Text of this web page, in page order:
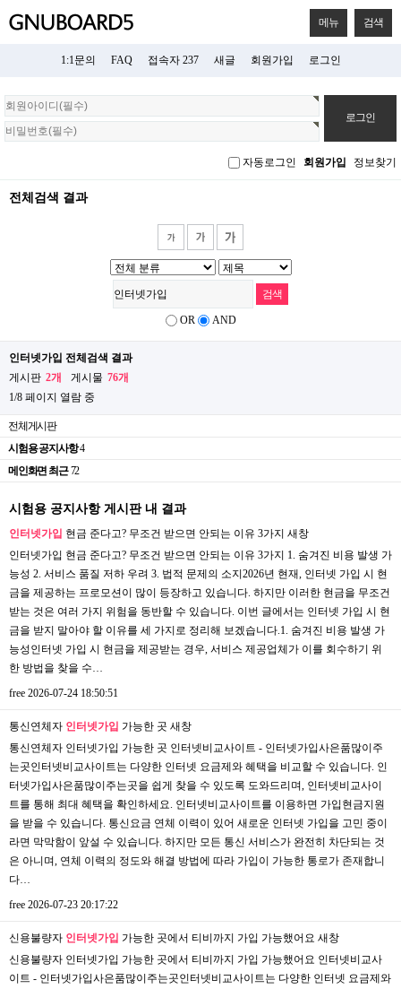
메뉴 검색
1:1문의 FAQ 접속자 237 새글 회원가입 로그인
회
원
로
자동로그인 회원가입 정보찾기
전체검색 결과
OR AND
인터넷가입 전체검색 결과
게시판 2개 게시물 76개
1/8 페이지 열람 중
전체게시판
시험용 공지사항 4
메인화면 최근 72
시험용 공지사항 게시판 내 결과
인터넷가입 현금 준다고? 무조건 받으면 안되는 이유 3가지 새창
인터넷가입 현금 준다고? 무조건 받으면 안되는 이유 3가지 1. 숨겨진 비용 발생 가
능성 2. 서비스 품질 저하 우려 3. 법적 문제의 소지2026년 현재, 인터넷 가입 시 현
금을 제공하는 프로모션이 많이 등장하고 있습니다. 하지만 이러한 현금을 무조건
받는 것은 여러 가지 위험을 동반할 수 있습니다. 이번 글에서는 인터넷 가입 시 현
금을 받지 말아야 할 이유를 세 가지로 정리해 보겠습니다.1. 숨겨진 비용 발생 가
능성인터넷 가입 시 현금을 제공받는 경우, 서비스 제공업체가 이를 회수하기 위
한 방법을 찾을 수…
free 2026-07-24 18:50:51
통신연체자 인터넷가입 가능한 곳 새창
통신연체자 인터넷가입 가능한 곳 인터넷비교사이트 - 인터넷가입사은품많이주
는곳인터넷비교사이트는 다양한 인터넷 요금제와 혜택을 비교할 수 있습니다. 인
터넷가입사은품많이주는곳을 쉽게 찾을 수 있도록 도와드리며, 인터넷비교사이
트를 통해 최대 혜택을 확인하세요. 인터넷비교사이트를 이용하면 가입현금지원
을 받을 수 있습니다. 통신요금 연체 이력이 있어 새로운 인터넷 가입을 고민 중이
라면 막막함이 앞설 수 있습니다. 하지만 모든 통신 서비스가 완전히 차단되는 것
은 아니며, 연체 이력의 정도와 해결 방법에 따라 가입이 가능한 통로가 존재합니
다…
free 2026-07-23 20:17:22
신용불량자 인터넷가입 가능한 곳에서 티비까지 가입 가능했어요 새창
신용불량자 인터넷가입 가능한 곳에서 티비까지 가입 가능했어요 인터넷비교사
이트 - 인터넷가입사은품많이주는곳인터넷비교사이트는 다양한 인터넷 요금제와